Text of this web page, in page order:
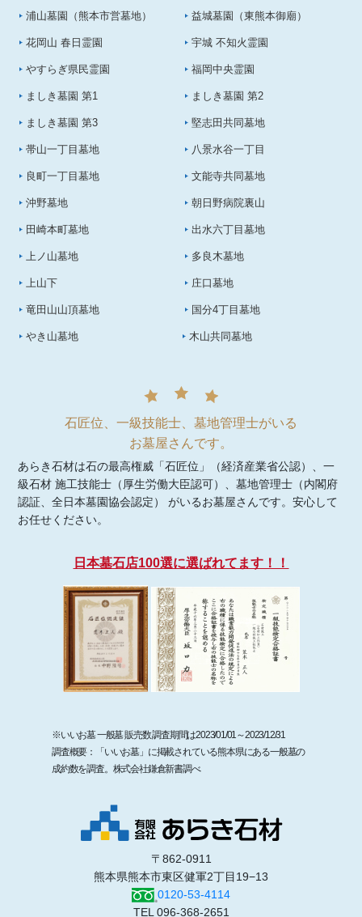
浦山墓園（熊本市営墓地） 益城墓園（東熊本御廟）
花岡山 春日霊園 宇城 不知火霊園
やすらぎ県民霊園 福岡中央霊園
ましき墓園 第1 ましき墓園 第2
ましき墓園 第3 堅志田共同墓地
帯山一丁目墓地 八景水谷一丁目
良町一丁目墓地 文能寺共同墓地
沖野墓地 朝日野病院裏山
田崎本町墓地 出水六丁目墓地
上ノ山墓地 多良木墓地
上山下 庄口墓地
竜田山山頂墓地 国分4丁目墓地
やき山墓地 木山共同墓地
〒862-0911
熊本県熊本市東区健軍2丁目19−13
0120-53-4114
TEL 096-368-2651
石匠位、一級技能士、墓地管理士がいる
お墓屋さんです。
あらき石材は石の最高権威「石匠位」（経済産業省公認）、一
級石材 施工技能士（厚生労働大臣認可）、墓地管理士（内閣府
認証、全日本墓園協会認定） がいるお墓屋さんです。安心して
お任せください。
日本墓石店100選に選ばれてます！！
※いいお墓 一般墓 販売数 調査期間は2023/01/01～2023/12/31
調査概要：「いいお墓」に掲載されている熊本県にある一般墓の
成約数を調査。株式会社鎌倉新書調べ